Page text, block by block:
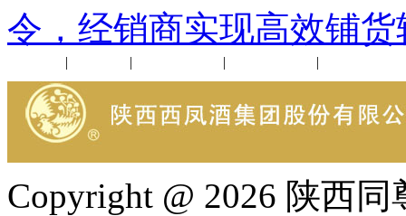
令，经销商实现高效铺
| | | |
Copyright @ 2026 陕西